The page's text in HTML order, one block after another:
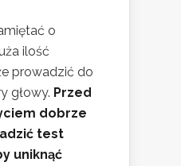
o
ilość
prowadzić do
głowy. Przed
dobrze
test
uniknąć